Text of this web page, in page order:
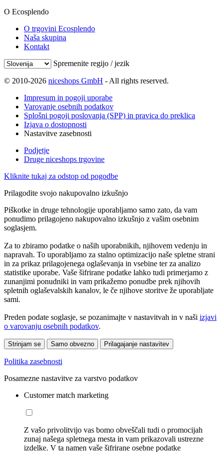
O Ecosplendo
O trgovini Ecosplendo
Naša skupina
Kontakt
Spremenite regijo / jezik
© 2010-2026 niceshops GmbH - All rights reserved.
Impresum in pogoji uporabe
Varovanje osebnih podatkov
Splošni pogoji poslovanja (SPP) in pravica do preklica
Izjava o dostopnosti
Nastavitve zasebnosti
Podjetje
Druge niceshops trgovine
Kliknite tukaj za odstop od pogodbe
Prilagodite svojo nakupovalno izkušnjo
Piškotke in druge tehnologije uporabljamo samo zato, da vam
ponudimo prilagojeno nakupovalno izkušnjo z vašim osebnim
soglasjem.
Za to zbiramo podatke o naših uporabnikih, njihovem vedenju in
napravah. To uporabljamo za stalno optimizacijo naše spletne strani
in za prikaz prilagojenega oglaševanja in vsebine ter za analizo
statistike uporabe. Vaše šifrirane podatke lahko tudi primerjamo z
zunanjimi ponudniki in vam prikažemo ponudbe prek njihovih
spletnih oglaševalskih kanalov, le če njihove storitve že uporabljate
sami.
Preden podate soglasje, se pozanimajte v nastavitvah in v naši izjavi
o varovanju osebnih podatkov.
Strinjam se Samo obvezno Prilagajanje nastavitev
Politika zasebnosti
Posamezne nastavitve za varstvo podatkov
Customer match marketing
Z vašo privolitvijo vas bomo obveščali tudi o promocijah
zunaj našega spletnega mesta in vam prikazovali ustrezne
izdelke. V ta namen vaše šifrirane osebne podatke